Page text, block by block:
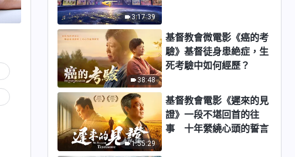
2:21:01
國牧師找到了進天國的路
2:12:03
基督教會電影《祈盼》如何迎接
主耶穌再來被提到神面前
2:35:57
福音電影《叩門》末世如何迎接
到主耶穌再來
3:17:39
38:48
基督教會微電影《癌的考
驗》基督徒身患絶症，生
死考驗中如何經歷？
1:55:29
基督教會電影《遲來的見
證》一段不堪回首的往
事 十年縈繞心頭的誓言